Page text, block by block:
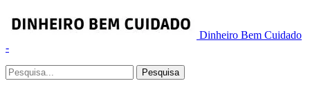
Dinheiro Bem Cuidado
-